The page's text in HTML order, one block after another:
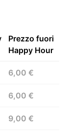
Prezzo fuori
Happy Hour
6,00 €
6,00 €
9,00 €